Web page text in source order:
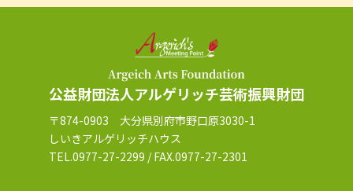
公益財団法人アルゲリッチ芸術振興財団
〒874-0903 大分県別府市野口原3030-1
しいきアルゲリッチハウス
TEL.0977-27-2299 / FAX.0977-27-2301